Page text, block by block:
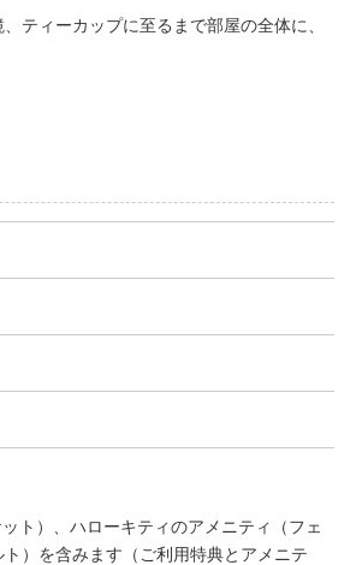
ティーカップに至るまで部屋の全体に、
ト）、ハローキティのアメニティ（フェ
）を含みます（ご利用特典とアメニテ